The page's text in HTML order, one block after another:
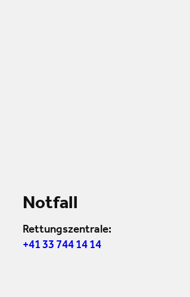
Notfall
Rettungszentrale:
+41 33 744 14 14